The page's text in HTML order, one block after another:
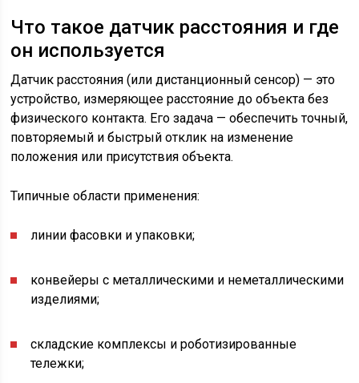
Что такое датчик расстояния и где
он используется
Датчик расстояния (или дистанционный сенсор) — это
устройство, измеряющее расстояние до объекта без
физического контакта. Его задача — обеспечить точный,
повторяемый и быстрый отклик на изменение
положения или присутствия объекта.
Типичные области применения:
линии фасовки и упаковки;
конвейеры с металлическими и неметаллическими
изделиями;
складские комплексы и роботизированные
тележки;